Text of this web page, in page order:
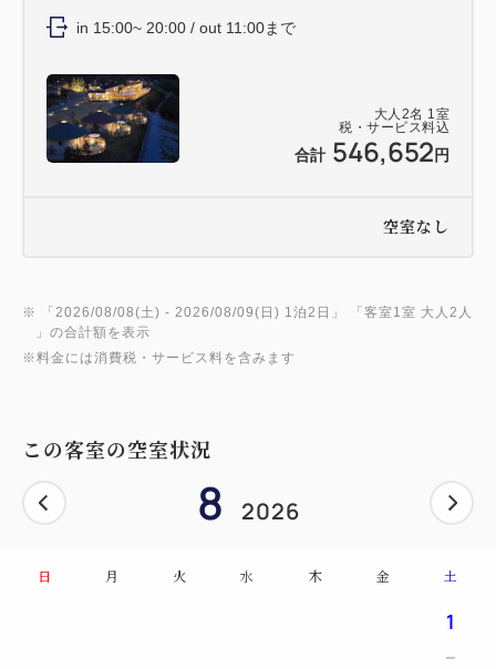
大人 2名 1 室
税・サービス料込
合計 546,652 円
in 15:00~ 20:00 / out 11:00まで
空室なし
※ 「 2026/08/08(土) - 2026/08/09(日) 1泊2日 」 「客室1室 大人2人
」の合計額を表示
※料金には消費税・サービス料を含みます
この客室の空室状況
8 2026
日 月 火 水 木 金 土
1